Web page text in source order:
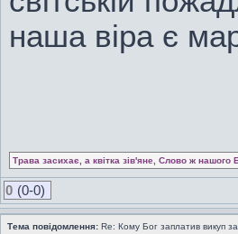
наша віра є
Трава засихає, а квітка зів'яне, Слово ж нашого
0 (0-0)
Тема повідомлення: Re: Кому Бог заплатив викуп